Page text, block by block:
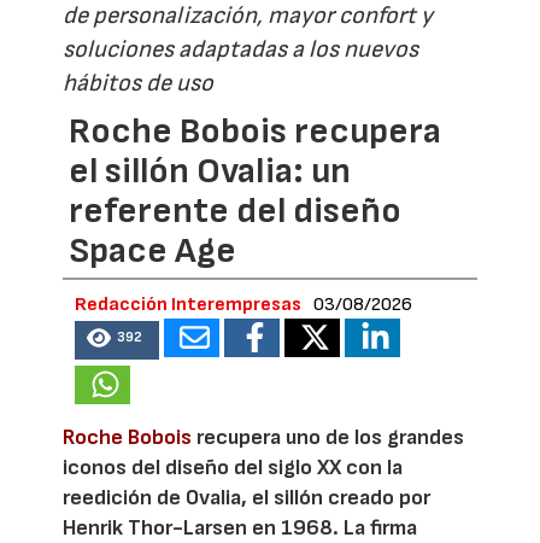
de personalización, mayor confort y
soluciones adaptadas a los nuevos
hábitos de uso
Roche Bobois recupera
el sillón Ovalia: un
referente del diseño
Space Age
Redacción Interempresas 03/08/2026
392
Roche Bobois recupera uno de los grandes
iconos del diseño del siglo XX con la
reedición de Ovalia, el sillón creado por
Henrik Thor-Larsen en 1968. La firma